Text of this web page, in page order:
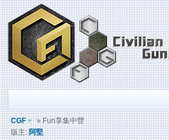
CGF
» Fun享集中營
版主: 阿堅